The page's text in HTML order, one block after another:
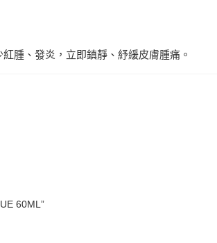
腫、發炎，立即鎮靜、紓緩皮膚腫痛。
60ML”